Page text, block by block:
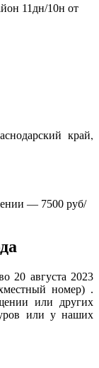
11дн/10н от
край,
— 7500 руб/
20 августа 2023
номер) .
или других
или у наших